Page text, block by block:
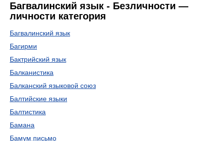
Багвалинский язык - Безличности —
личности категория
Багвалинский язык
Багирми
Бактрийский язык
Балканистика
Балканский языковой союз
Балтийские языки
Балтистика
Бамана
Бамум письмо